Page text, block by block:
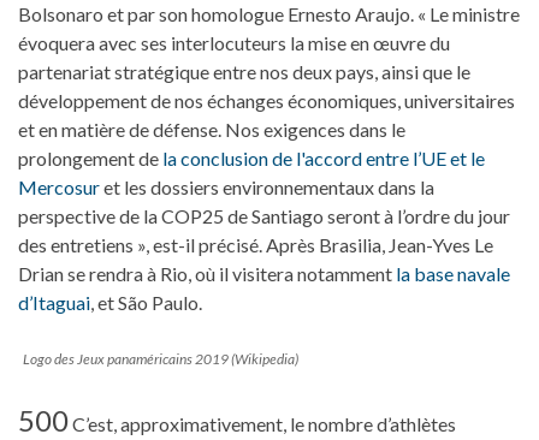
Bolsonaro et par son homologue Ernesto Araujo. « Le ministre
évoquera avec ses interlocuteurs la mise en œuvre du
partenariat stratégique entre nos deux pays, ainsi que le
développement de nos échanges économiques, universitaires
et en matière de défense. Nos exigences dans le
prolongement de la conclusion de l'accord entre l’UE et le
Mercosuret les dossiers environnementaux dans la
perspective de la COP25 de Santiago seront à l’ordre du jour
des entretiens », est-il précisé. Après Brasilia, Jean-Yves Le
Drian se rendra à Rio, où il visitera notamment la base navale
d’Itaguai, et São Paulo.
Logo des Jeux panaméricains 2019 (Wikipedia)
500C’est, approximativement, le nombre d’athlètes